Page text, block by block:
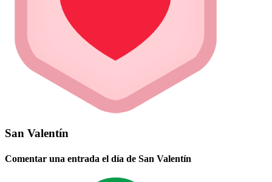
San Valentín
Comentar una entrada el día de San Valentín